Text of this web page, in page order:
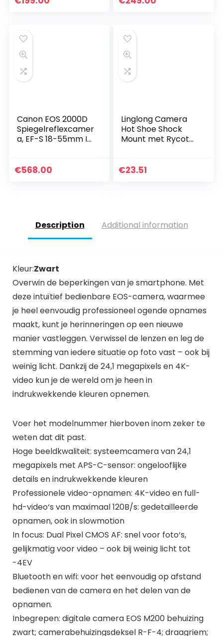
Canon EOS 2000D
Spiegelreflexcamer
a, EF-S 18-55mm Is
€568.00
Linglong Camera
Hot Shoe Shock
Mount met Rycote
VideoMic Me
€23.51
Description Additional information
Kleur:Zwart
Overwin de beperkingen van je smartphone. Met
deze intuïtief bedienbare EOS-camera, waarmee
je heel eenvoudig professioneel ogende opnames
maakt, kunt je herinneringen op een nieuwe
manier vastleggen. Verwissel de lenzen en leg de
stemming van iedere situatie op foto vast – ook bij
weinig licht. Dankzij de 24,1 megapixels en 4K-
video kun je de wereld om je heen in
indrukwekkende kleuren opnemen.
Voer het modelnummer hierboven inom zeker te
weten dat dit past.
Hoge beeldkwaliteit: systeemcamera van 24,1
megapixels met APS-C-sensor: ongelooflijke
details en indrukwekkende kleuren
Professionele video-opnamen: 4K-video en full-
hd-video‘s van maximaal 120B/s: gedetailleerde
opnamen, ook in slowmotion
In focus: Dual Pixel CMOS AF: snel voor foto‘s,
gelijkmatig voor video – ook bij weinig licht tot
-4EV
Bluetooth en wifi: voor het eenvoudig op afstand
bedienen van de camera en het delen van de
opnamen.
Inbegrepen: digitale camera EOS M200 behuizing
zwart; camerabehuizingsdeksel R-F-4; draagriem;